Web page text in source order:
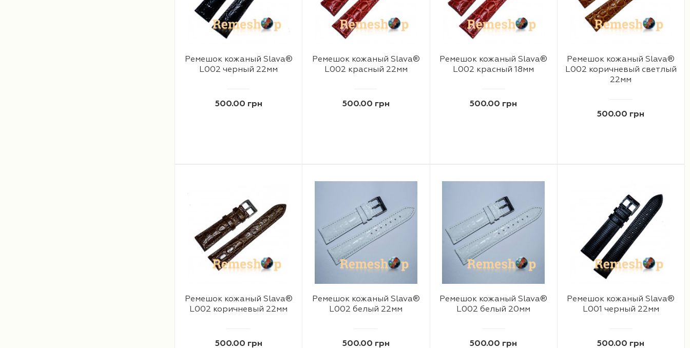
Ремешок кожаный Slava®
L002 черный 22мм
500.00 грн
Ремешок кожаный Slava®
L002 красный 22мм
500.00 грн
Ремешок кожаный Slava®
L002 красный 18мм
500.00 грн
Ремешок кожаный Slava®
L002 коричневый светлый
22мм
500.00 грн
Ремешок кожаный Slava®
L002 коричневый 22мм
500.00 грн
Ремешок кожаный Slava®
L002 белый 22мм
500.00 грн
Ремешок кожаный Slava®
L002 белый 20мм
500.00 грн
Ремешок кожаный Slava®
L001 черный 22мм
500.00 грн